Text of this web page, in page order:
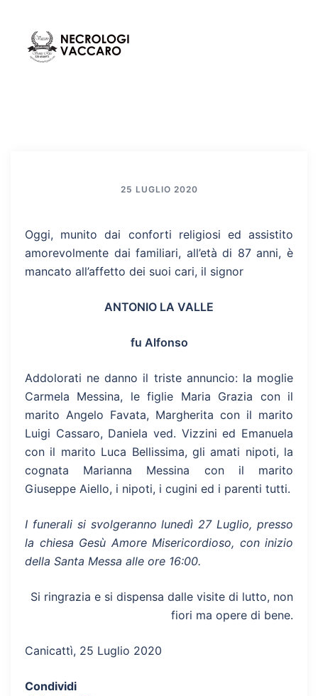
contenuto
25 LUGLIO 2020
Oggi, munito dai conforti religiosi ed assistito
amorevolmente dai familiari, all’età di 87 anni, è
mancato all’affetto dei suoi cari, il signor
ANTONIO LA VALLE
fu Alfonso
Addolorati ne danno il triste annuncio: la moglie
Carmela Messina, le figlie Maria Grazia con il
marito Angelo Favata, Margherita con il marito
Luigi Cassaro, Daniela ved. Vizzini ed Emanuela
con il marito Luca Bellissima, gli amati nipoti, la
cognata Marianna Messina con il marito
Giuseppe Aiello, i nipoti, i cugini ed i parenti tutti.
I funerali si svolgeranno lunedì 27 Luglio, presso
la chiesa Gesù Amore Misericordioso, con inizio
della Santa Messa alle ore 16:00.
Si ringrazia e si dispensa dalle visite di lutto, non
fiori ma opere di bene.
Canicattì, 25 Luglio 2020
Condividi